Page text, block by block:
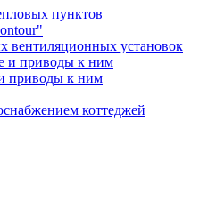
пунктов
вентиляционных установок
и приводы к ним
приводы к ним
коттеджей